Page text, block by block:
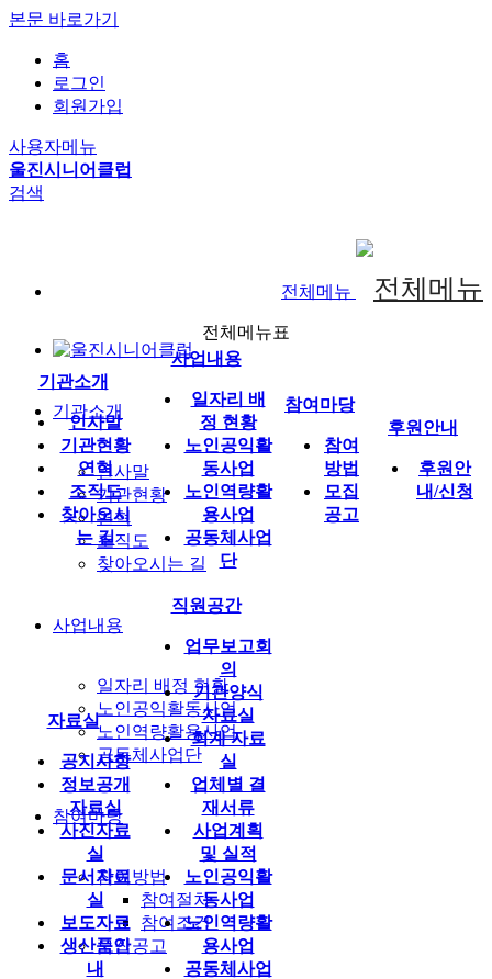
본문 바로가기
홈
로그인
회원가입
사용자메뉴
울진시니어클럽
검색
전체메뉴
기관소개
인사말
기관현황
연혁
조직도
찾아오시는 길
사업내용
일자리 배정 현황
노인공익활동사업
노인역량활용사업
공동체사업단
참여마당
참여방법
참여절차
참여조건
모집공고
전체메뉴표
기관소개
인사말
기관현황
연혁
조직도
찾아오시
는 길
사업내용
일자리 배
정 현황
노인공익활
동사업
노인역량활
용사업
공동체사업
단
참여마당
참여
방법
모집
공고
후원안내
후원안
내/신청
자료실
공지사항
정보공개
자료실
사진자료
실
문서자료
실
보도자료
생산품안
내
직원공간
업무보고회
의
기관양식
자료실
회계 자료
실
업체별 결
재서류
사업계획
및 실적
노인공익활
동사업
노인역량활
용사업
공동체사업